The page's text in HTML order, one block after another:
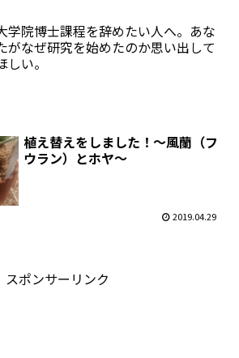
学院博士課程を辞めたい人へ。あな
がなぜ研究を始めたのか思い出して
しい。
植え替えをしました！〜風蘭（フ
ウラン）とホヤ〜
2019.04.29
スポンサーリンク